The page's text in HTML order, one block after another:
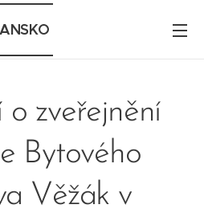
o zveřejnění
Bytového
Věžák v